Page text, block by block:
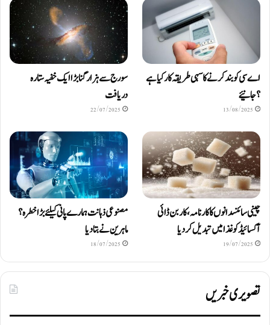
اے سی کو بند کرنے کا سہی طریقہ کار کیا ہے
؟ جانیئے
13/08/2025
سورج سے ہزار گنا بڑا ایک خفیہ ستارہ
دریافت
22/07/2025
چینی سائنسدانوں کا کارنامہ، کاربن ڈائی
آکسائیڈ کو غذا میں تبدیل کردیا
19/07/2025
مصنوعی ذہانت ہمارے پانی کیلئے بڑا خطرہ؟
ماہرین نے بتا دیا
18/07/2025
تصویری خبریں